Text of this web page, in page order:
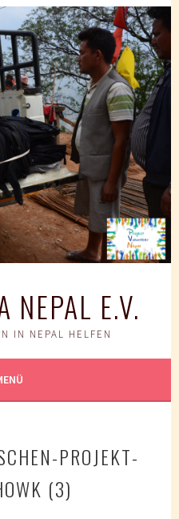
NEPAL E.V.
IN NEPAL HELFEN
PROJEKT-
(3)